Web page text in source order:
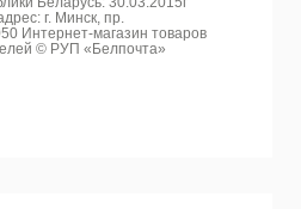
г. Минск, пр.
Интернет-магазин товаров
© РУП «Белпочта»